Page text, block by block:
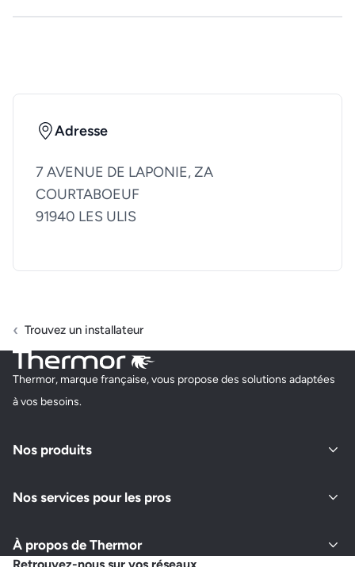
Adresse
7 AVENUE DE LAPONIE, ZA
COURTABOEUF
91940 LES ULIS
Trouvez un installateur
Thermor, marque française, vous propose des solutions adaptées
à vos besoins.
Nos produits
Nos services pour les pros
À propos de Thermor